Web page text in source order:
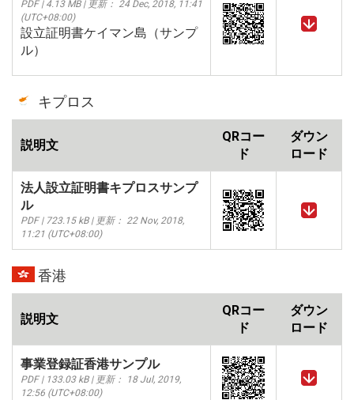
PDF | 4.13 MB | 更新： 24 Dec, 2018, 11:41
(UTC+08:00)
設立証明書ケイマン島（サンプ
ル）
キプロス
説明文
QRコー
ド
ダウン
ロード
法人設立証明書キプロスサンプ
ル
PDF | 723.15 kB | 更新： 22 Nov, 2018,
11:21 (UTC+08:00)
香港
説明文
QRコー
ド
ダウン
ロード
事業登録証香港サンプル
PDF | 133.03 kB | 更新： 18 Jul, 2019,
12:56 (UTC+08:00)